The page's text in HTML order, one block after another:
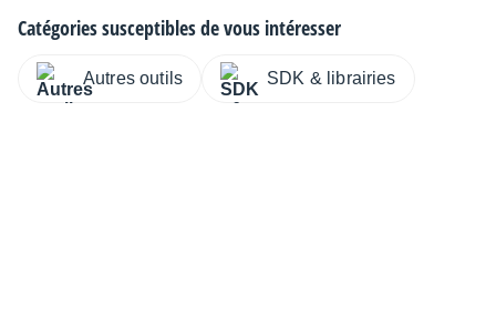
Catégories susceptibles de vous intéresser
Autres outils SDK & librairies